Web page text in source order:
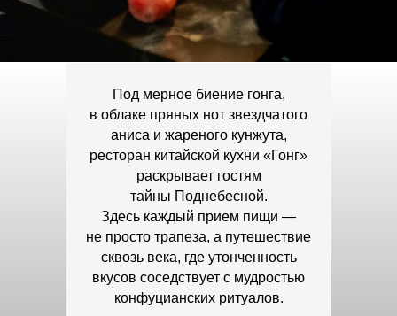
Под мерное биение гонга,
в облаке пряных нот звездчатого
аниса и жареного кунжута,
ресторан китайской кухни «Гонг»
раскрывает гостям
тайны Поднебесной.
Здесь каждый прием пищи —
не просто трапеза, а путешествие
сквозь века, где утонченность
вкусов соседствует с мудростью
конфуцианских ритуалов.